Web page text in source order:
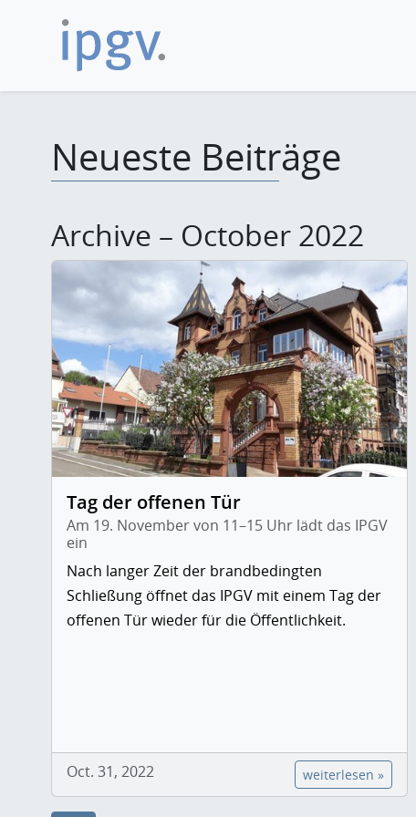
Neueste Beiträge
Archive – October 2022
Tag der offenen Tür
Am 19. November von 11–15 Uhr lädt das IPGV
ein
Nach langer Zeit der brandbedingten
Schließung öffnet das IPGV mit einem Tag der
offenen Tür wieder für die Öffentlichkeit.
Oct. 31, 2022 weiterlesen »